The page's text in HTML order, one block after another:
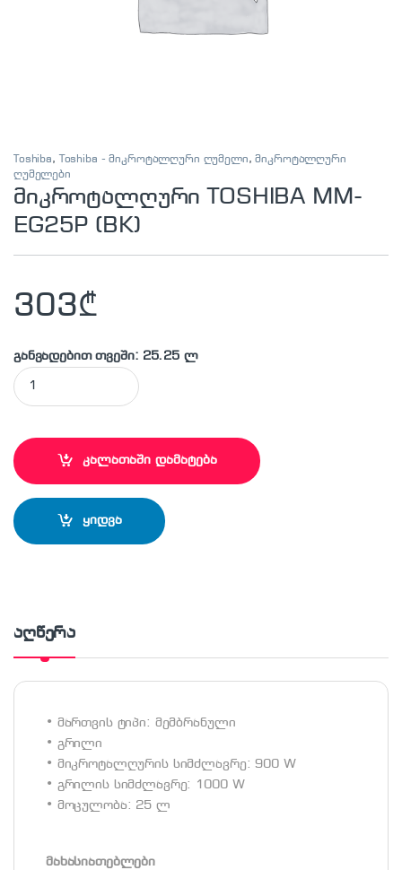
Toshiba, Toshiba - მიკროტალღური ღუმელი,მიკროტალღური
ღუმელები
მიკროტალღური TOSHIBA MM-
EG25P (BK)
303₾
განვადებით თვეში: 25.25 ლ
მიკროტალღური TOSHIBA MM-EG25P (BK) quantity
კალათაში დამატება
ყიდვა
აღწერა
• მართვის ტიპი: მემბრანული
• გრილი
• მიკროტალღურის სიმძლავრე: 900 W
• გრილის სიმძლავრე: 1000 W
• მოცულობა: 25 ლ
მახასიათებლები